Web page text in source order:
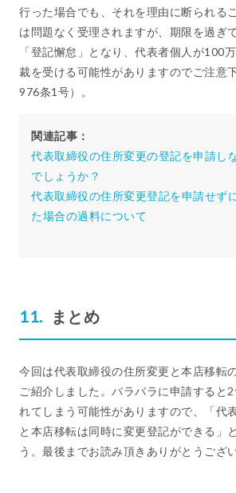
行った場合でも、それを理由に断られる
は問題なく受理されますが、期限を過ぎ
「登記懈怠」となり、代表者個人が100
裁を受ける可能性がありますのでご注意
976条1号）。
関連記事：
代表取締役の住所変更の登記を申請し
でしょうか？
代表取締役の住所変更登記を申請せず
た場合の過料について
まとめ
今回は代表取締役の住所変更と本店移転
ご紹介しました。バラバラに申請すると
れてしまう可能性がありますので、「代
と本店移転は同時に変更登記ができる」
う。最後までお読み頂きありがとうござ